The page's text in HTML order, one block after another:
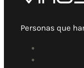
Personas que